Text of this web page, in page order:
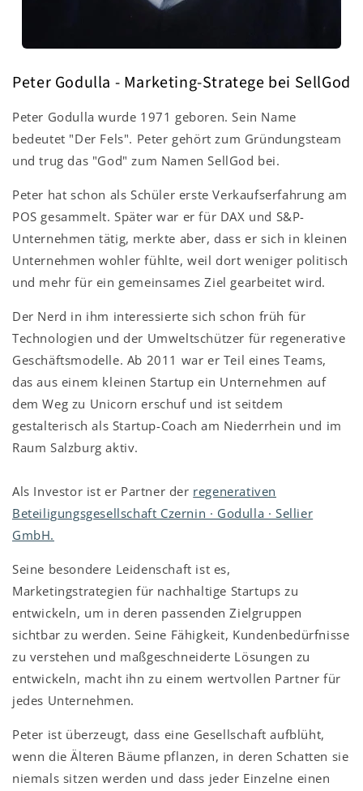
Peter Godulla - Marketing-Stratege bei SellGod
Peter Godulla wurde 1971 geboren. Sein Name
bedeutet "Der Fels". Peter gehört zum Gründungsteam
und trug das "God" zum Namen SellGod bei.
Peter hat schon als Schüler erste Verkaufserfahrung am
POS gesammelt. Später war er für DAX und S&P-
Unternehmen tätig, merkte aber, dass er sich in kleinen
Unternehmen wohler fühlte, weil dort weniger politisch
und mehr für ein gemeinsames Ziel gearbeitet wird.
Der Nerd in ihm interessierte sich schon früh für
Technologien und der Umweltschützer für regenerative
Geschäftsmodelle. Ab 2011 war er Teil eines Teams,
das aus einem kleinen Startup ein Unternehmen auf
dem Weg zu Unicorn erschuf und ist seitdem
gestalterisch als Startup-Coach am Niederrhein und im
Raum Salzburg aktiv.
Als Investor ist er Partner der regenerativen
Beteiligungsgesellschaft Czernin · Godulla · Sellier
GmbH.
Seine besondere Leidenschaft ist es,
Marketingstrategien für nachhaltige Startups zu
entwickeln, um in deren passenden Zielgruppen
sichtbar zu werden. Seine Fähigkeit, Kundenbedürfnisse
zu verstehen und maßgeschneiderte Lösungen zu
entwickeln, macht ihn zu einem wertvollen Partner für
jedes Unternehmen.
Peter ist überzeugt, dass eine Gesellschaft aufblüht,
wenn die Älteren Bäume pflanzen, in deren Schatten sie
niemals sitzen werden und dass jeder Einzelne einen